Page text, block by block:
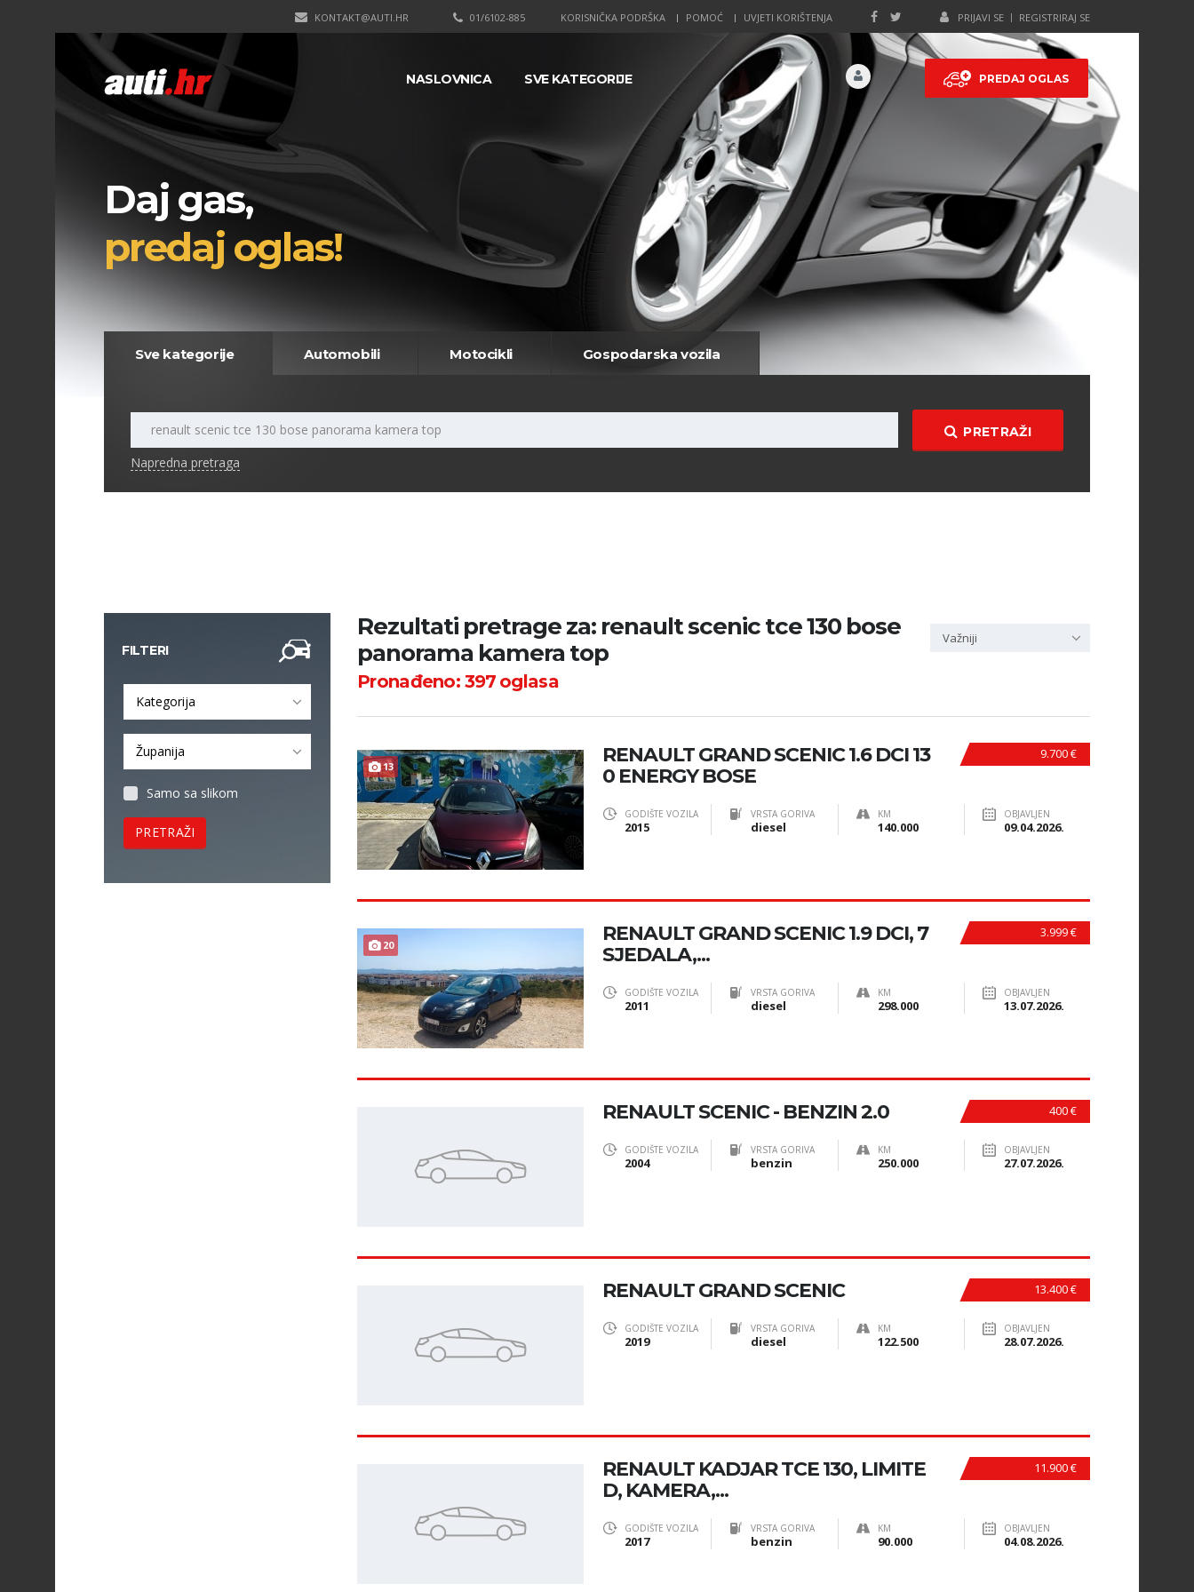
PRIJAVI SE REGISTRIRAJ SE
KORISNIČKA PODRŠKA POMOĆ UVJETI KORIŠTENJA
01/6102-885
KONTAKT@AUTI.HR
PREDAJ OGLAS
NASLOVNICA SVE KATEGORIJE
Daj gas,
predaj oglas!
Sve kategorije Automobili Motocikli Gospodarska vozila
PRETRAŽI
Napredna pretraga
FILTERI
Kategorija
Županija
Samo sa slikom
PRETRAŽI
Rezultati pretrage za: renault scenic tce 130 bose
panorama kamera top
Pronađeno:397oglasa
Važniji
13
9.700 €
RENAULT GRAND SCENIC 1.6 DCI 13
0 ENERGY BOSE
GODIŠTE VOZILA
2015
VRSTA GORIVA
diesel
KM
140.000
OBJAVLJEN
09.04.2026.
20
3.999 €
RENAULT GRAND SCENIC 1.9 DCI, 7
SJEDALA,...
GODIŠTE VOZILA
2011
VRSTA GORIVA
diesel
KM
298.000
OBJAVLJEN
13.07.2026.
400 €
RENAULT SCENIC - BENZIN 2.0
GODIŠTE VOZILA
2004
VRSTA GORIVA
benzin
KM
250.000
OBJAVLJEN
27.07.2026.
13.400 €
RENAULT GRAND SCENIC
GODIŠTE VOZILA
2019
VRSTA GORIVA
diesel
KM
122.500
OBJAVLJEN
28.07.2026.
11.900 €
RENAULT KADJAR TCE 130, LIMITE
D, KAMERA,...
GODIŠTE VOZILA
2017
VRSTA GORIVA
benzin
KM
90.000
OBJAVLJEN
04.08.2026.